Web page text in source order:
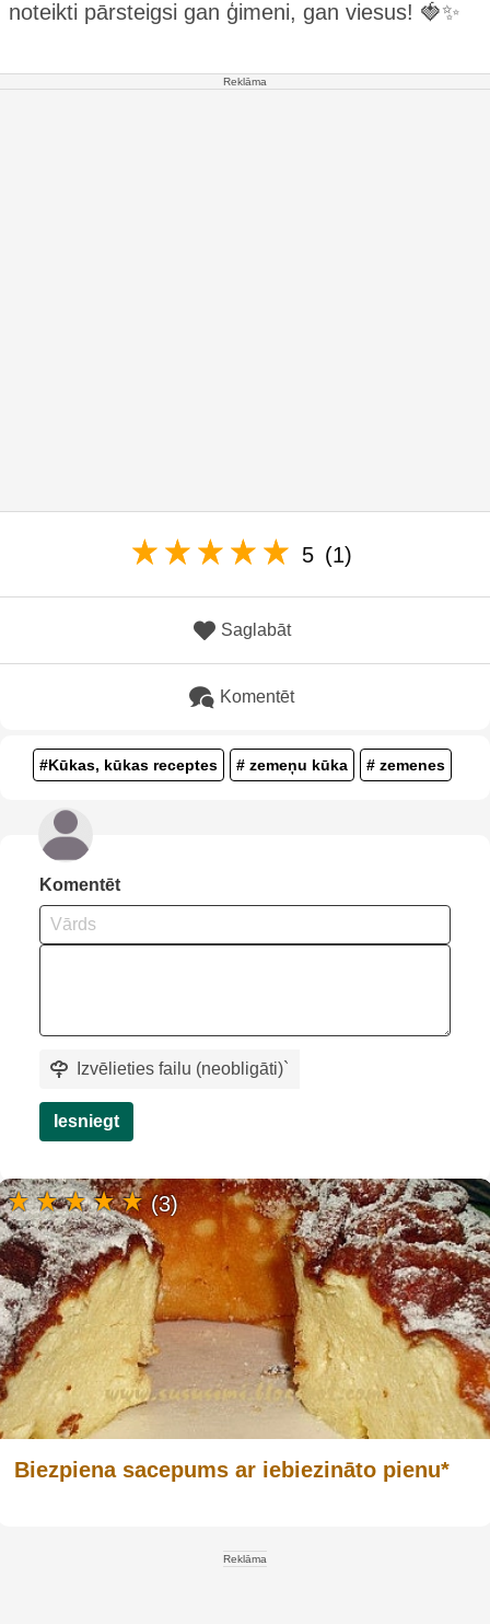
noteikti pārsteigsi gan ģimeni, gan viesus! 🍓✨
Reklāma
5 (1)
Saglabāt
Komentēt
#Kūkas, kūkas receptes # zemeņu kūka # zemenes
Komentēt
Izvēlieties failu (neobligāti)`
Iesniegt
Biezpiena sacepums ar iebiezināto pienu*
(3)
Reklāma